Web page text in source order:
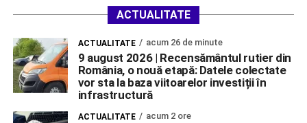
ACTUALITATE
ACTUALITATE acum 26 de minute
9 august 2026 | Recensământul rutier din
România, o nouă etapă: Datele colectate
vor sta la baza viitoarelor investiții în
infrastructură
ACTUALITATE acum 2 ore